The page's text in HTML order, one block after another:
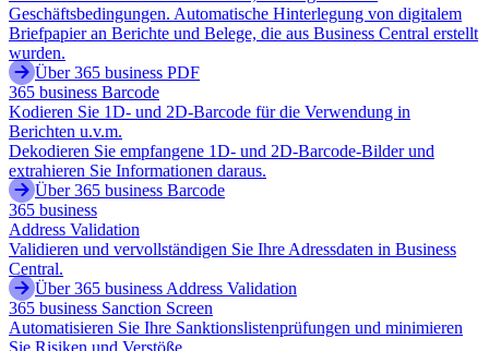
Geschäftsbedingungen. Automatische Hinterlegung von digitalem
Briefpapier an Berichte und Belege, die aus Business Central erstellt
wurden.
Über 365 business PDF
365 business Barcode
Kodieren Sie 1D- und 2D-Barcode für die Verwendung in
Berichten u.v.m.
Dekodieren Sie empfangene 1D- und 2D-Barcode-Bilder und
extrahieren Sie Informationen daraus.
Über 365 business Barcode
365 business
Address Validation
Validieren und vervollständigen Sie Ihre Adressdaten in Business
Central.
Über 365 business Address Validation
365 business Sanction Screen
Automatisieren Sie Ihre Sanktionslistenprüfungen und minimieren